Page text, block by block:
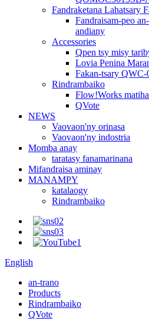
Fandraketana Lahatsary
Fandraisam-peo
andiany
Accessories
Qpen tsy misy
Lovia Penina
Fakan-tsary QWC-
Rindrambaiko
Flow!Works
QVote
NEWS
Vaovaon'ny orinasa
Vaovaon'ny indostria
Momba anay
taratasy fanamarinana
Mifandraisa aminay
MANAMPY
katalaogy
Rindrambaiko
English
an-trano
Products
Rindrambaiko
QVote